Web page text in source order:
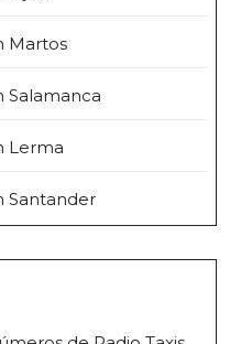
Martos
Salamanca
Lerma
Santander